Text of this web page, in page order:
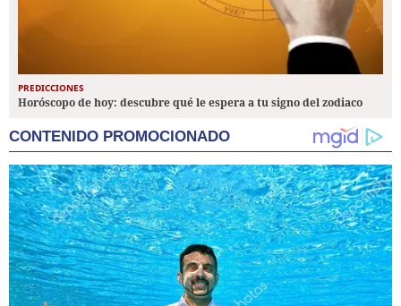
PREDICCIONES
Horóscopo de hoy: descubre qué le espera a tu signo del zodiaco
CONTENIDO PROMOCIONADO